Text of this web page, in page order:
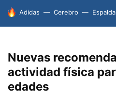
HOY SE HABLA DE
Adidas Cerebro Espalda
Nuevas
actividad física
edades